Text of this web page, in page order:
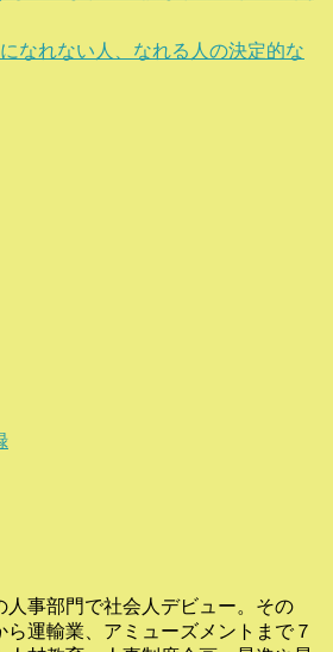
なれない人、なれる人の決定的な
人事部門で社会人デビュー。その
運輸業、アミューズメントまで７